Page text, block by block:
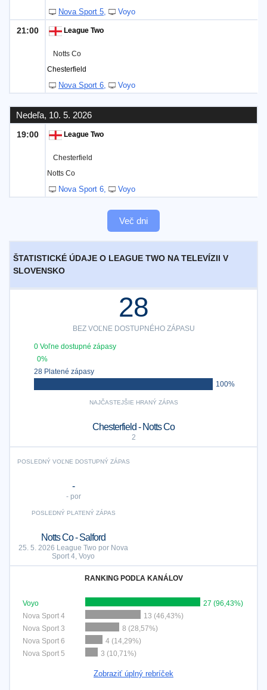
Nova Sport 5 Voyo
21:00 League Two
Notts Co
Chesterfield
Nova Sport 6 Voyo
Nedeľa, 10. 5. 2026
19:00 League Two
Chesterfield
Notts Co
Nova Sport 6 Voyo
Več dni
ŠTATISTICKÉ ÚDAJE O LEAGUE TWO NA TELEVÍZII V
SLOVENSKO
28
BEZ VOĽNE DOSTUPNÉHO ZÁPASU
0 Voľne dostupné zápasy
0%
28 Platené zápasy
100%
NAJČASTEJŠIE HRANÝ ZÁPAS
Chesterfield - Notts Co
2
POSLEDNÝ VOĽNE DOSTUPNÝ ZÁPAS
-
- por
POSLEDNÝ PLATENÝ ZÁPAS
Notts Co - Salford
25. 5. 2026 League Two por Nova
Sport 4, Voyo
RANKING PODĽA KANÁLOV
Voyo
27 (96,43%)
Nova Sport 4
13 (46,43%)
Nova Sport 3
8 (28,57%)
Nova Sport 6
4 (14,29%)
Nova Sport 5
3 (10,71%)
Zobraziť úplný rebríček